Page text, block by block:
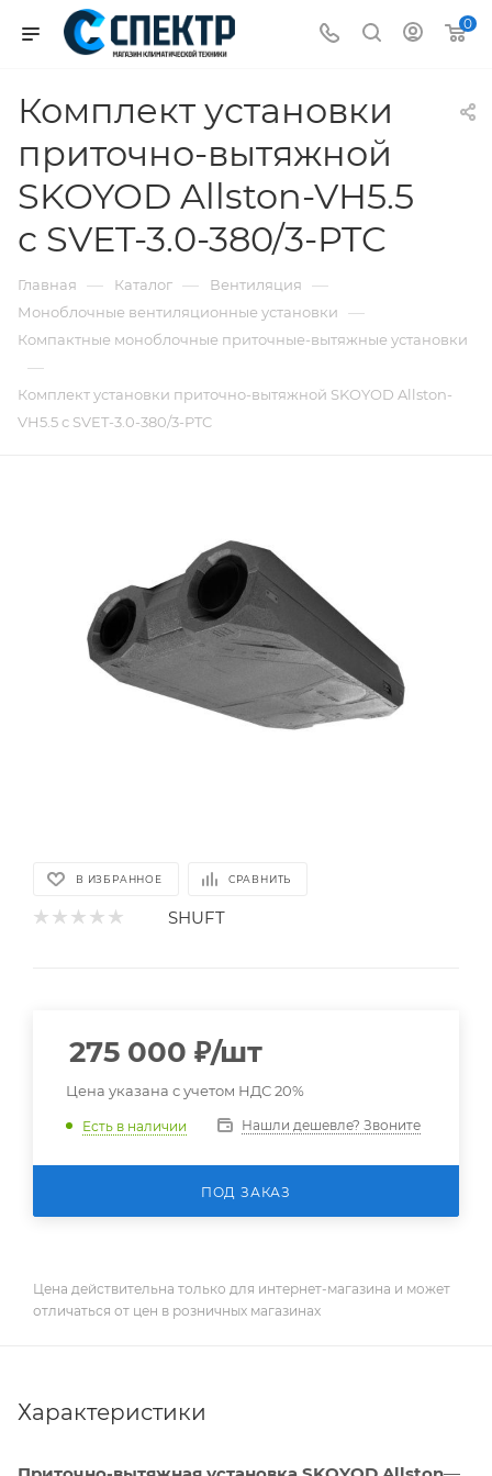
0
Комплект установки
приточно-вытяжной
SKOYOD Allston-VH5.5
с SVET-3.0-380/3-PTC
Главная — Каталог — Вентиляция —
Моноблочные вентиляционные установки —
Компактные моноблочные приточные-вытяжные установки
—
Комплект установки приточно-вытяжной SKOYOD Allston-
VH5.5 с SVET-3.0-380/3-PTC
В ИЗБРАННОЕ СРАВНИТЬ
SHUFT
275 000 ₽/шт
Цена указана с учетом НДС 20%
Есть в наличии Нашли дешевле? Звоните
ПОД ЗАКАЗ
Цена действительна только для интернет-магазина и может
отличаться от цен в розничных магазинах
Характеристики